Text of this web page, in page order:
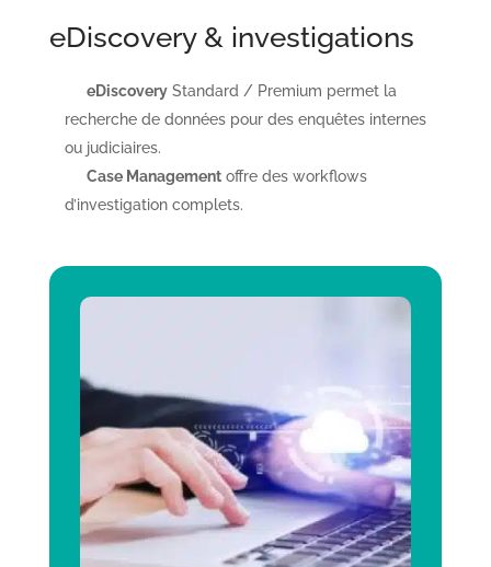
eDiscovery & investigations
eDiscoveryStandard / Premium permet la
recherche de données pour des enquêtes internes
ou judiciaires.
Case Managementoffre des workflows
d’investigation complets.